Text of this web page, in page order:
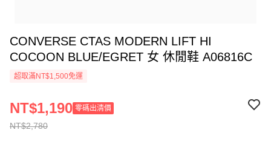
CONVERSE CTAS MODERN LIFT HI
COCOON BLUE/EGRET 女 休閒鞋 A06816C
超取滿NT$1,500免運
NT$2,780
NT$1,190 零碼出清價